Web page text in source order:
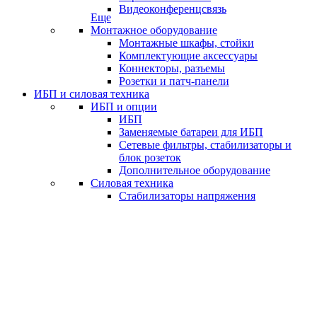
Видеоконференцсвязь
Еще
Монтажное оборудование
Монтажные шкафы, стойки
Комплектующие аксессуары
Коннекторы, разъемы
Розетки и патч-панели
ИБП и силовая техника
ИБП и опции
ИБП
Заменяемые батареи для ИБП
Сетевые фильтры, стабилизаторы и
блок розеток
Дополнительное оборудование
Силовая техника
Стабилизаторы напряжения